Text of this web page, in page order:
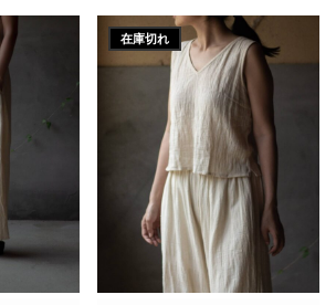
の
商
品
に
は
複
数
の
バ
リ
エ
ー
シ
ョ
ン
が
あ
り
ま
在庫切れ